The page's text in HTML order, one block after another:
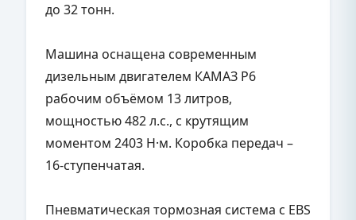
до 32 тонн.
Машина оснащена современным
дизельным двигателем КАМАЗ Р6
рабочим объёмом 13 литров,
мощностью 482 л.с., с крутящим
моментом 2403 Н·м. Коробка передач –
16-ступенчатая.
Пневматическая тормозная система с EBS